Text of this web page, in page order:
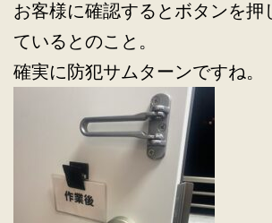
お客様に確認するとボタンを押
ているとのこと。
確実に防犯サムターンですね。